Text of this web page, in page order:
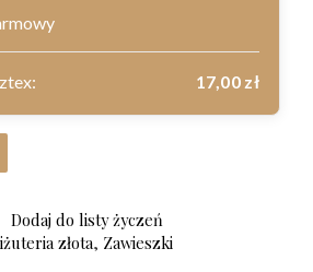
17,00 zł
Dodaj do listy życzeń
złota, Zawieszki